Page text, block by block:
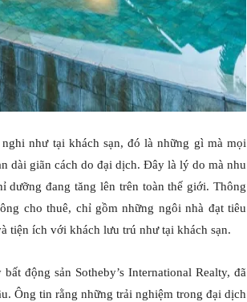
như tại khách sạn, đó là những gì mà mọi
dài giãn cách do đại dịch. Đây là lý do mà nhu
đang tăng lên trên toàn thế giới. Thông
cho thuê, chỉ gồm những ngôi nhà đạt tiêu
tiện ích với khách lưu trú như tại khách sạn.
động sản Sotheby’s International Realty, đã
Ông tin rằng những trải nghiệm trong đại dịch